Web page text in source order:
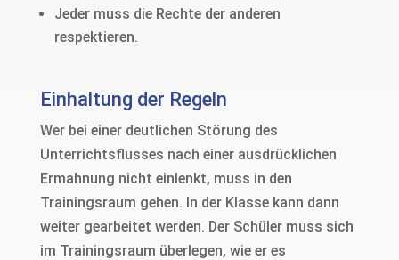
Jeder muss die Rechte der anderen
respektieren.
Einhaltung der Regeln
Wer bei einer deutlichen Störung des
Unterrichtsflusses nach einer ausdrücklichen
Ermahnung nicht einlenkt, muss in den
Trainingsraum gehen. In der Klasse kann dann
weiter gearbeitet werden. Der Schüler muss sich
im Trainingsraum überlegen, wie er es